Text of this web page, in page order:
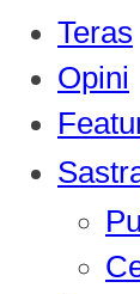
Teras
Opini